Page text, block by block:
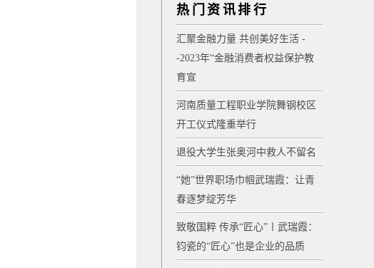
热门资讯排行
汇聚金融力量 共创美好生活 -
-2023年“金融消费者权益保护教
育宣
河南质量工程职业学院舞钢校区
开工仪式隆重举行
退役大学生张奥河中救人不留名
“她”世界职场巾帼武瑞霞：让青
春逐梦绽芳华
致敬国粹 传承“匠心”〡武瑞霞：
钧瓷的“匠心”也是企业的品质